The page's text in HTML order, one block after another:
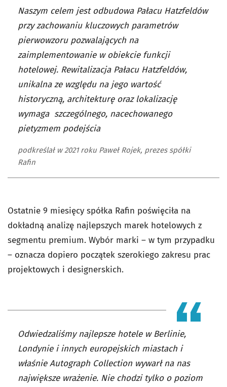
Naszym celem jest odbudowa Pałacu Hatzfeldów
przy zachowaniu kluczowych parametrów
pierwowzoru pozwalających na
zaimplementowanie w obiekcie funkcji
hotelowej. Rewitalizacja Pałacu Hatzfeldów,
unikalna ze względu na jego wartość
historyczną, architekturę oraz lokalizację
wymaga szczególnego, nacechowanego
pietyzmem podejścia
podkreślał w 2021 roku Paweł Rojek, prezes spółki
Rafin
Ostatnie 9 miesięcy spółka Rafin poświęciła na
dokładną analizę najlepszych marek hotelowych z
segmentu premium. Wybór marki – w tym przypadku
– oznacza dopiero początek szerokiego zakresu prac
projektowych i designerskich.
Odwiedzaliśmy najlepsze hotele w Berlinie,
Londynie i innych europejskich miastach i
właśnie Autograph Collection wywarł na nas
największe wrażenie. Nie chodzi tylko o poziom